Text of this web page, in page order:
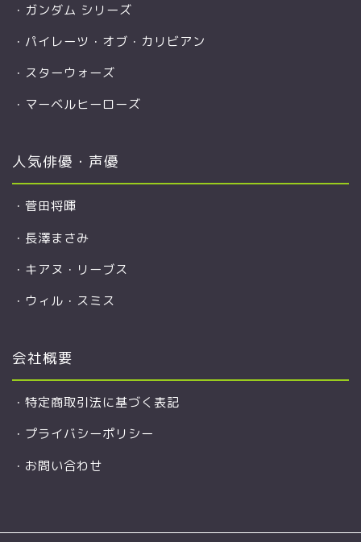
・ ガンダム シリーズ
・ パイレーツ・オブ・カリビアン
・ スターウォーズ
・ マーベルヒーローズ
人気俳優・声優
・ 菅田将暉
・ 長澤まさみ
・ キアヌ・リーブス
・ ウィル・スミス
会社概要
・ 特定商取引法に基づく表記
・ プライバシーポリシー
・ お問い合わせ